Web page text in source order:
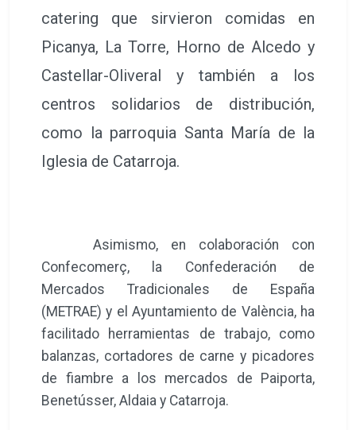
catering que sirvieron comidas en
Picanya, La Torre, Horno de Alcedo y
Castellar-Oliveral y también a los
centros solidarios de distribución,
como la parroquia Santa María de la
Iglesia de Catarroja.
Asimismo, en colaboración con
Confecomerç, la Confederación de
Mercados Tradicionales de España
(METRAE) y el Ayuntamiento de València, ha
facilitado herramientas de trabajo, como
balanzas, cortadores de carne y picadores
de fiambre a los mercados de Paiporta,
Benetússer, Aldaia y Catarroja.